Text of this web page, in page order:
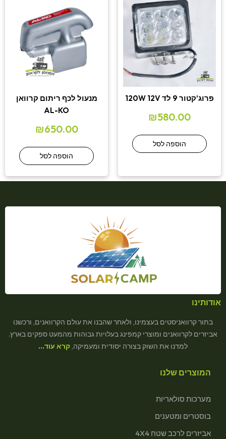
פרוג’קטור 9 לד 120W 12V
₪580.00
הוספה לסל
מנעול לכף ריתום קרוואן
AL-KO
₪650.00
הוספה לסל
אודותינו
בתור קרוואניסטים בעצמינו, ולאחר שהבנו את עולם הקרוואנים, ורכשנו
אביזרים לקרוואנים ומוצרי קמפינג בעלויות גבוהות מהמעט ספקים בארץ.
למדנו את השוק בצורה יסודית ומעמיקה, קרא עוד…
המוצרים שלנו
מערכות סולאריות
בוסטרים ומטענים
אביזרים לרכב שטח 4X4